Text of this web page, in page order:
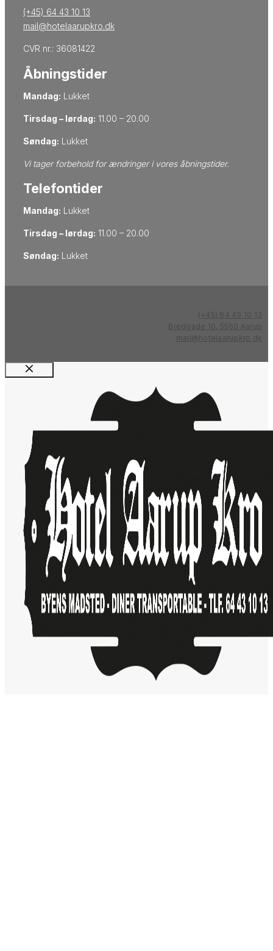
(+45) 64 43 10 13
mail@hotelaarupkro.dk
CVR nr.: 36081422
Åbningstider
Mandag: Lukket
Tirsdag – lørdag: 11.00 – 20.00
Søndag: Lukket
Vi tager forbehold for ​ændringer i vores åbningstider.
Telefontider
Mandag: Lukket
Tirsdag – lørdag: 11.00 – 20.00
Søndag: Lukket
(+45) 64 43 10 13
Bredgade 10, 5560 Aarup
mail@hotelaarupkro.dk
Luk